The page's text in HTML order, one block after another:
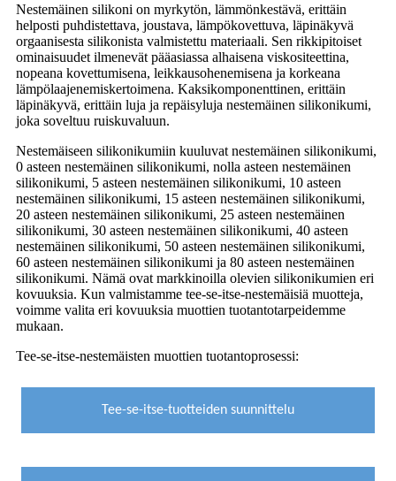
Nestemäinen silikoni on myrkytön, lämmönkestävä, erittäin
helposti puhdistettava, joustava, lämpökovettuva, läpinäkyvä
orgaanisesta silikonista valmistettu materiaali. Sen rikkipitoiset
ominaisuudet ilmenevät pääasiassa alhaisena viskositeettina,
nopeana kovettumisena, leikkausohenemisena ja korkeana
lämpölaajenemiskertoimena. Kaksikomponenttinen, erittäin
läpinäkyvä, erittäin luja ja repäisyluja nestemäinen silikonikumi,
joka soveltuu ruiskuvaluun.
Nestemäiseen silikonikumiin kuuluvat nestemäinen silikonikumi,
0 asteen nestemäinen silikonikumi, nolla asteen nestemäinen
silikonikumi, 5 asteen nestemäinen silikonikumi, 10 asteen
nestemäinen silikonikumi, 15 asteen nestemäinen silikonikumi,
20 asteen nestemäinen silikonikumi, 25 asteen nestemäinen
silikonikumi, 30 asteen nestemäinen silikonikumi, 40 asteen
nestemäinen silikonikumi, 50 asteen nestemäinen silikonikumi,
60 asteen nestemäinen silikonikumi ja 80 asteen nestemäinen
silikonikumi. Nämä ovat markkinoilla olevien silikonikumien eri
kovuuksia. Kun valmistamme tee-se-itse-nestemäisiä muotteja,
voimme valita eri kovuuksia muottien tuotantotarpeidemme
mukaan.
Tee-se-itse-nestemäisten muottien tuotantoprosessi:
Tee-se-itse-tuotteiden suunnittelu